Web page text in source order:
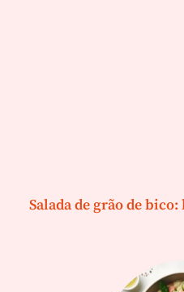
Salada de grão de